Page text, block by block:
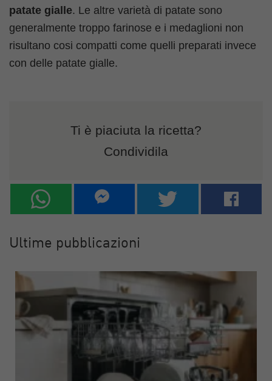
patate gialle. Le altre varietà di patate sono
generalmente troppo farinose e i medaglioni non
risultano cosi compatti come quelli preparati invece
con delle patate gialle.
Ti è piaciuta la ricetta?
Condividila
Ultime pubblicazioni